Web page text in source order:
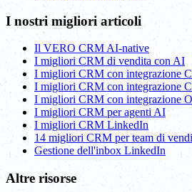
I nostri migliori articoli
Il VERO CRM AI-native
I migliori CRM di vendita con AI
I migliori CRM con integrazione
I migliori CRM con integrazione
I migliori CRM con integrazione
I migliori CRM per agenti AI
I migliori CRM LinkedIn
14 migliori CRM per team di
Gestione dell'inbox LinkedIn
Altre risorse